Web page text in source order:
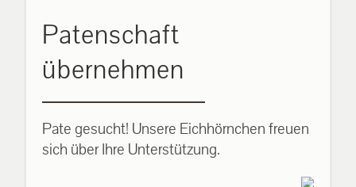
auf: 0162-7909946
Patenschaft
übernehmen
Pate gesucht! Unsere Eichhörnchen freuen
sich über Ihre Unterstützung.